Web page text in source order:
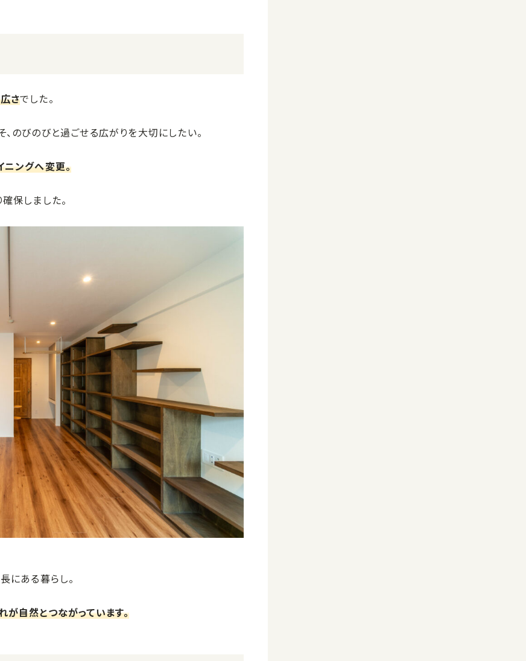
さでした。
のびのびと過ごせる広がりを大切にしたい。
ニングへ変更。
保しました。
にある暮らし。
が自然とつながっています。